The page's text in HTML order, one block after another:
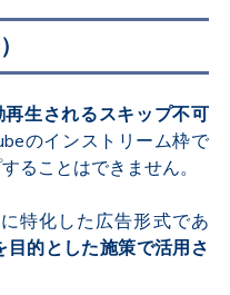
生されるスキップ不可
のインストリーム枠で
ることはできません。
特化した広告形式であ
的とした施策で活用さ